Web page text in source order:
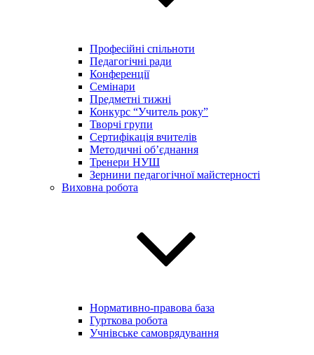
Професійні спільноти
Педагогічні ради
Конференції
Семінари
Предметні тижні
Конкурс “Учитель року”
Творчі групи
Сертифікація вчителів
Методичні об’єднання
Тренери НУШ
Зернини педагогічної майстерності
Виховна робота
Нормативно-правова база
Гурткова робота
Учнівське самоврядування